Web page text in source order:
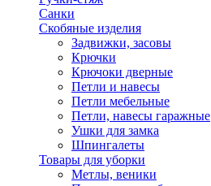
Санки
Скобяные изделия
Задвижки, засовы
Крючки
Крючоки дверные
Петли и навесы
Петли мебельные
Петли, навесы гаражные
Ушки для замка
Шпингалеты
Товары для уборки
Метлы, веники